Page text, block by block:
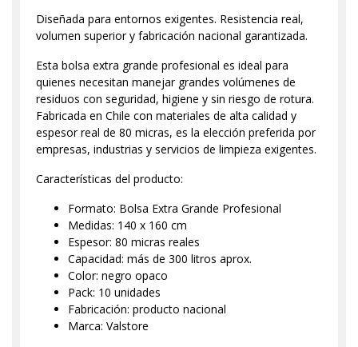
Diseñada para entornos exigentes. Resistencia real,
volumen superior y fabricación nacional garantizada.
Esta bolsa extra grande profesional es ideal para
quienes necesitan manejar grandes volúmenes de
residuos con seguridad, higiene y sin riesgo de rotura.
Fabricada en Chile con materiales de alta calidad y
espesor real de 80 micras, es la elección preferida por
empresas, industrias y servicios de limpieza exigentes.
Características del producto:
Formato: Bolsa Extra Grande Profesional
Medidas: 140 x 160 cm
Espesor: 80 micras reales
Capacidad: más de 300 litros aprox.
Color: negro opaco
Pack: 10 unidades
Fabricación: producto nacional
Marca: Valstore